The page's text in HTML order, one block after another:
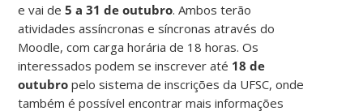
e vai de5 a 31 de outubro. Ambos terão
atividades assíncronas e síncronas através do
Moodle, com carga horária de 18 horas. Os
interessados podem se inscrever até 18 de
outubro pelo sistema de inscrições da UFSC, onde
também é possível encontrar mais informações